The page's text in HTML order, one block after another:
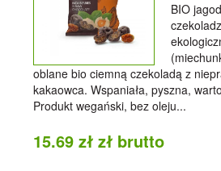
BIO
oblane bio ciemną czekoladą z
kakaowca. Wspaniała, pyszna,
Produkt wegański, bez oleju...
15.69 zł zł brutto